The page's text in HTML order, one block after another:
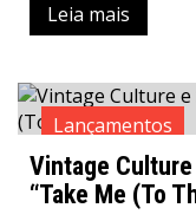
Leia mais
Lançamentos
Vintage
“Take Me (To